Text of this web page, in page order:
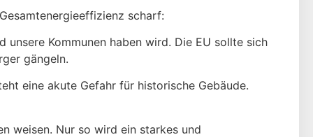
scharf:
Kommunen haben wird. Die EU sollte sich
gängeln.
eine akute Gefahr für historische Gebäude.
weisen. Nur so wird ein starkes und